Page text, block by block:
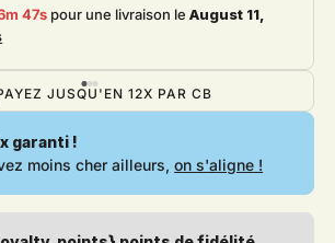
46s pour une livraison leAugust 11,
JUSQU'EN 12X PAR CB
garanti !
moins cher ailleurs,on s'aligne !